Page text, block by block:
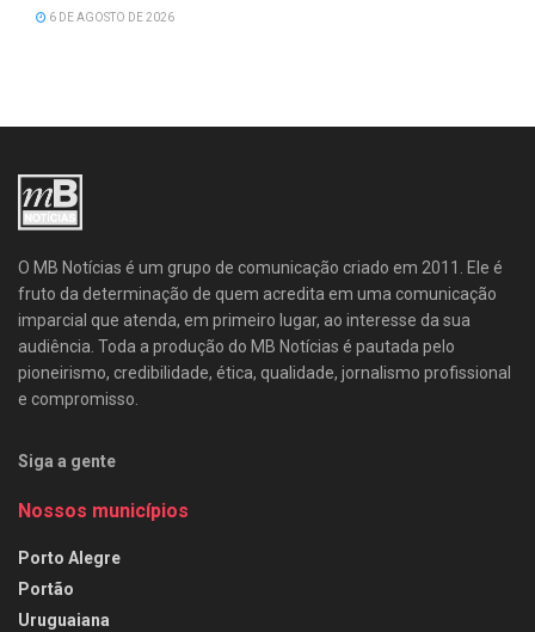
6 DE AGOSTO DE 2026
O MB Notícias é um grupo de comunicação criado em 2011. Ele é
fruto da determinação de quem acredita em uma comunicação
imparcial que atenda, em primeiro lugar, ao interesse da sua
audiência. Toda a produção do MB Notícias é pautada pelo
pioneirismo, credibilidade, ética, qualidade, jornalismo profissional
e compromisso.
Siga a gente
Nossos municípios
Porto Alegre
Portão
Uruguaiana